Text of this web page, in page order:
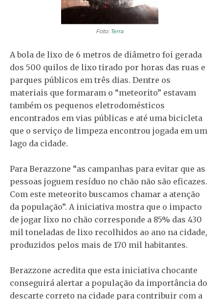
Foto: Terra
A bola de lixo de 6 metros de diâmetro foi gerada
dos 500 quilos de lixo tirado por horas das ruas e
parques públicos em três dias. Dentre os
materiais que formaram o “meteorito” estavam
também os pequenos eletrodomésticos
encontrados em vias públicas e até uma bicicleta
que o serviço de limpeza encontrou jogada em um
lago da cidade.
Para Berazzone “as campanhas para evitar que as
pessoas joguem resíduo no chão não são eficazes.
Com este meteorito buscamos chamar a atenção
da população”. A iniciativa mostra que o impacto
de jogar lixo no chão corresponde a 85% das 430
mil toneladas de lixo recolhidos ao ano na cidade,
produzidos pelos mais de 170 mil habitantes.
Berazzone acredita que esta iniciativa chocante
conseguirá alertar a população da importância do
descarte correto na cidade para contribuir com a